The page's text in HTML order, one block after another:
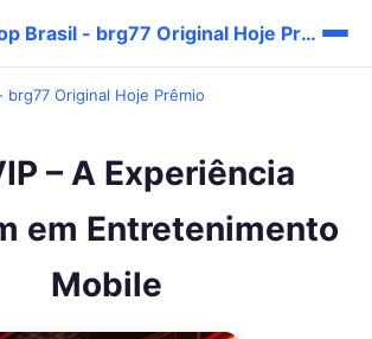
⚡ brg77 Top Brasil - brg77 Original Hoje Prêmio
brg77 Original Hoje Prêmio
– A Experiência
em Entretenimento
Mobile